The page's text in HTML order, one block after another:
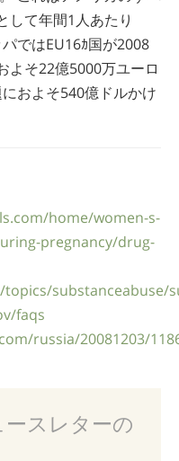
して年間1人あたり
ではEU16ｶ国が2008
よそ22億5000万ユーロ
およそ540億ドルかけ
home/women-s-
pregnancy/drug-
substanceabuse/
faqs
russia/20081203/
スレターの